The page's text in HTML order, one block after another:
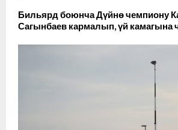
Бильярд боюнча Дүйнө чемпиону
Сагынбаев кармалып, үй